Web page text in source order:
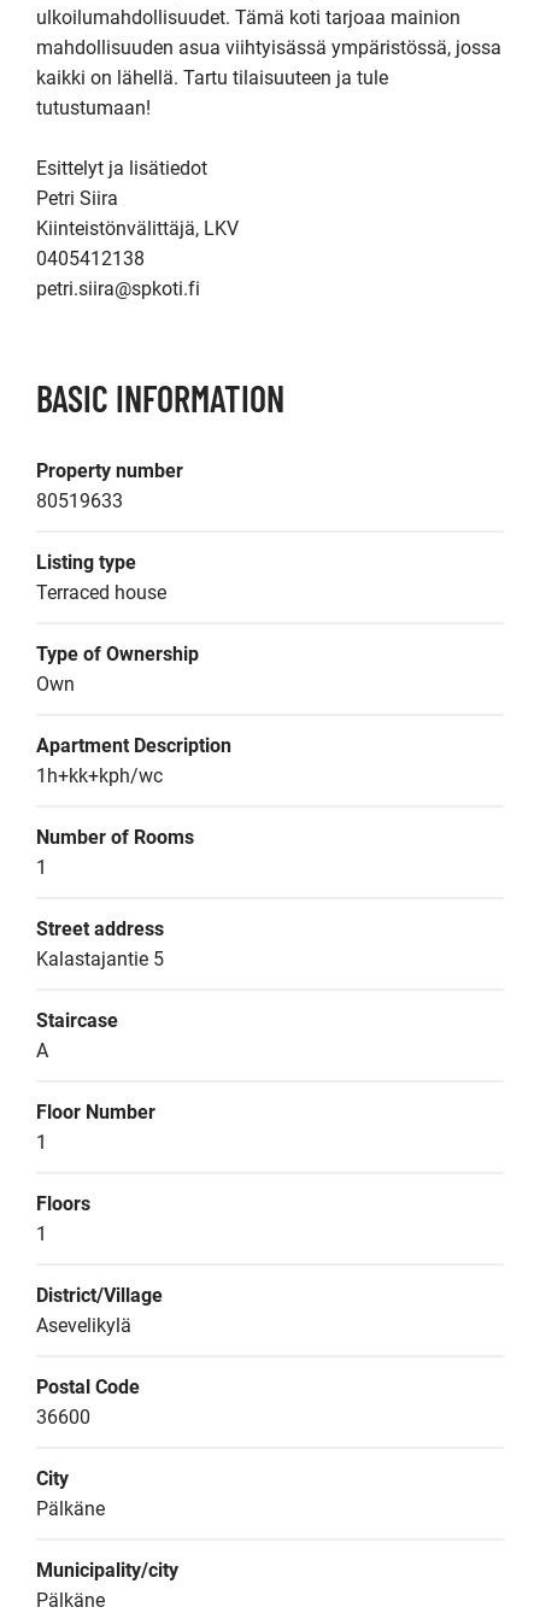
ulkoilumahdollisuudet. Tämä koti tarjoaa mainion
mahdollisuuden asua viihtyisässä ympäristössä, jossa
kaikki on lähellä. Tartu tilaisuuteen ja tule
tutustumaan!
Esittelyt ja lisätiedot
Petri Siira
Kiinteistönvälittäjä, LKV
0405412138
petri.siira@spkoti.fi
BASIC INFORMATION
Property number
80519633
Listing type
Terraced house
Type of Ownership
Own
Apartment Description
1h+kk+kph/wc
Number of Rooms
1
Street address
Kalastajantie 5
Staircase
A
Floor Number
1
Floors
1
District/Village
Asevelikylä
Postal Code
36600
City
Pälkäne
Municipality/city
Pälkäne